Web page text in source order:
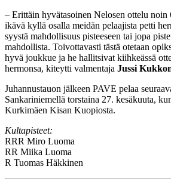
– Erittäin hyvätasoinen Nelosen ottelu noin
ikävä kyllä osalla meidän pelaajista petti
syystä mahdollisuus pisteeseen tai jopa
mahdollista. Toivottavasti tästä otetaan
hyvä joukkue ja he hallitsivat kiihkeässä
hermonsa, kiteytti valmentaja Jussi
Juhannustauon jälkeen PAVE pelaa
Sankariniemellä torstaina 27. kesäkuuta,
Kurkimäen Kisan Kuopiosta.
Kultapisteet:
RRR Miro Luoma
RR Miika Luoma
R Tuomas Häkkinen